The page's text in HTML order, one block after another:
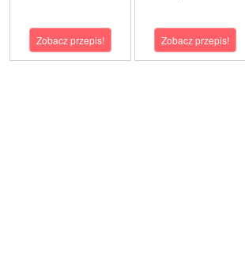
Zobacz przepis! Zobacz przepis!